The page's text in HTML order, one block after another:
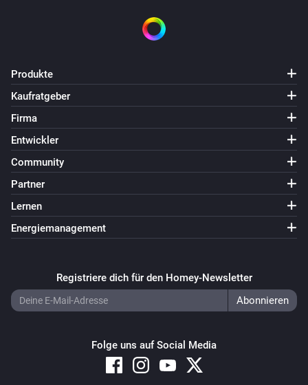
Produkte
Kaufratgeber
Firma
Entwickler
Community
Partner
Lernen
Energiemanagement
Registriere dich für den Homey-Newsletter
Folge uns auf Social Media